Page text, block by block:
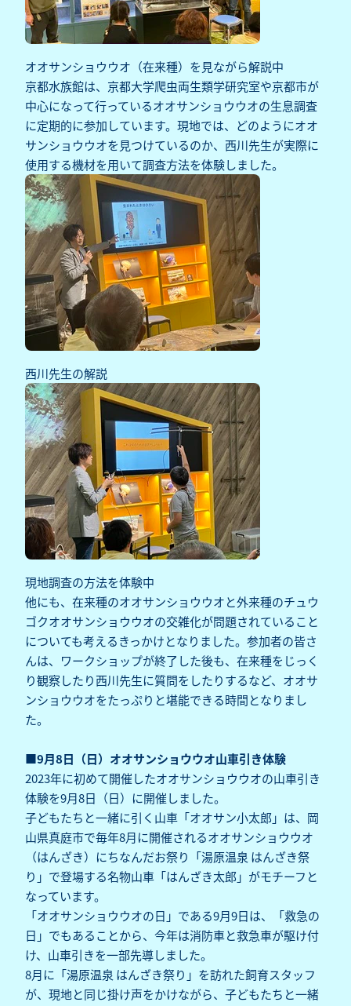
オオサンショウウオ（在来種）を見ながら解説中
京都水族館は、京都大学爬虫両生類学研究室や京都市が
中心になって行っているオオサンショウウオの生息調査
に定期的に参加しています。現地では、どのようにオオ
サンショウウオを見つけているのか、西川先生が実際に
使用する機材を用いて調査方法を体験しました。
西川先生の解説
現地調査の方法を体験中
他にも、在来種のオオサンショウウオと外来種のチュウ
ゴクオオサンショウウオの交雑化が問題されていること
についても考えるきっかけとなりました。参加者の皆さ
んは、ワークショップが終了した後も、在来種をじっく
り観察したり西川先生に質問をしたりするなど、オオサ
ンショウウオをたっぷりと堪能できる時間となりまし
た。
■9月8日（日）オオサンショウウオ山車引き体験
2023年に初めて開催したオオサンショウウオの山車引き
体験を9月8日（日）に開催しました。
子どもたちと一緒に引く山車「オオサン小太郎」は、岡
山県真庭市で毎年8月に開催されるオオサンショウウオ
（はんざき）にちなんだお祭り「湯原温泉 はんざき祭
り」で登場する名物山車「はんざき太郎」がモチーフと
なっています。
「オオサンショウウオの日」である9月9日は、「救急の
日」でもあることから、今年は消防車と救急車が駆け付
け、山車引きを一部先導しました。
8月に「湯原温泉 はんざき祭り」を訪れた飼育スタッフ
が、現地と同じ掛け声をかけながら、子どもたちと一緒